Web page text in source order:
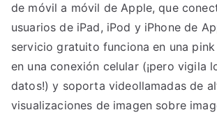
de móvil a móvil de Apple, que
usuarios de iPad, iPod y iPhone de
servicio gratuito funciona en una
en una conexión celular (¡pero vigila
datos!) y soporta videollamadas de
visualizaciones de imagen sobre